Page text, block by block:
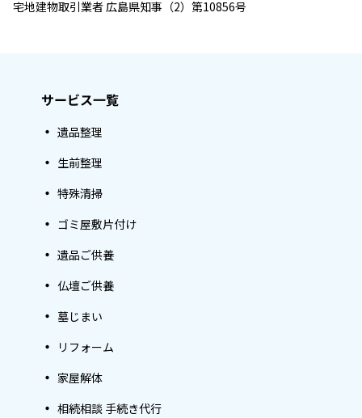
宅地建物取引業者 広島県知事（2）第10856号
サービス一覧
遺品整理
生前整理
特殊清掃
ゴミ屋敷片付け
遺品ご供養
仏壇ご供養
墓じまい
リフォーム
家屋解体
相続相談 手続き代行